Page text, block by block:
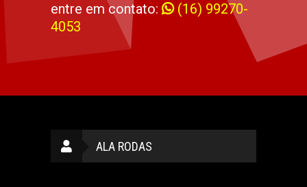
entre em contato:
(16) 99270-
4053
ALA RODAS